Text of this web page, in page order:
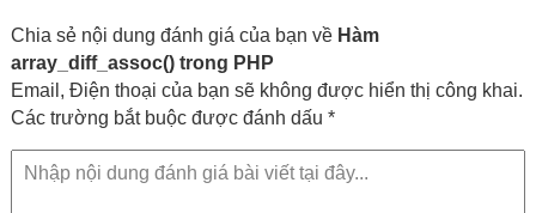
Chia sẻ nội dung đánh giá của bạn về Hàm
array_diff_assoc() trong PHP
Email, Điện thoại của bạn sẽ không được hiển thị công khai.
Các trường bắt buộc được đánh dấu *